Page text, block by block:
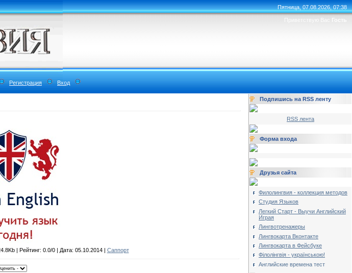
Пятница, 07.08.2026, 07:38
Приветствую Вас Гость
Регистрация Вход
| Рейтинг: 0.0/0 | Дата: 05.10.2014 | Саппорт
Подпишись на RSS ленту
RSS лента
Форма входа
Друзья сайта
Филолингвия - коллекция методов
Студия Языков
Легкий Старт - Выучи Английский
Играя
Лингвотренажеры
Лингвокарта Вконтакте
Лингвокарта в Фейсбуке
Філолінгвія - українською!
Английские времена тест